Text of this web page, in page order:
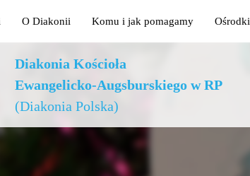
O Diakonii Komu i jak pomagamy Ośrodki
Diakonia Kościoła
Ewangelicko-Augsburskiego w RP
(Diakonia Polska)